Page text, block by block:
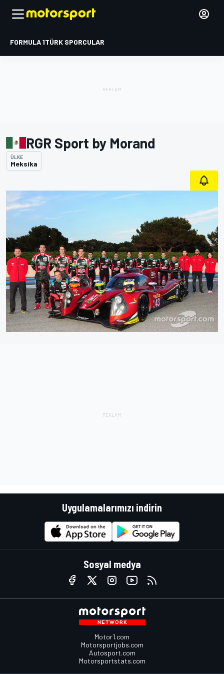
FORMULA 1TÜRK SPORCULAR
RGR Sport by Morand
ÜLKE
Meksika
Uygulamalarımızı indirin
Sosyal medya
Motor1.com
Motorsportjobs.com
Autosport.com
Motorsportstats.com